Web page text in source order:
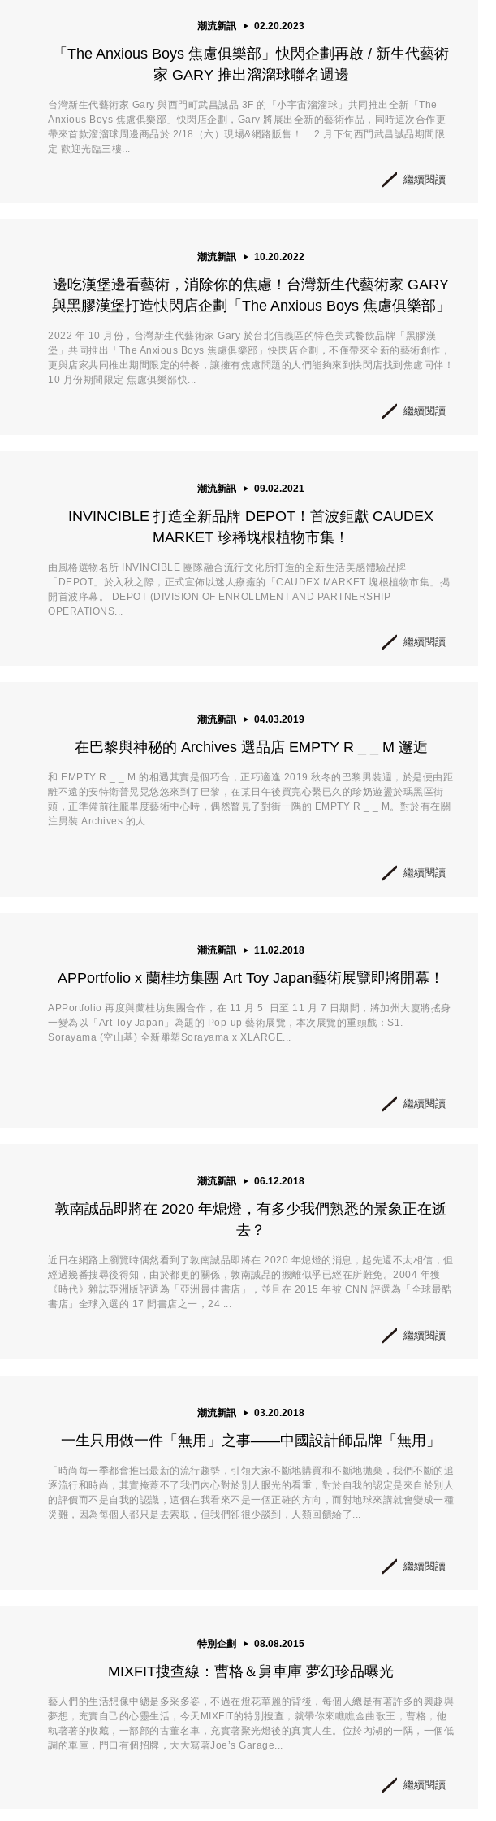
潮流新訊 02.20.2023
「The Anxious Boys 焦慮俱樂部」快閃企劃再啟 / 新生代藝術
家 GARY 推出溜溜球聯名週邊
台灣新生代藝術家 Gary 與西門町武昌誠品 3F 的「小宇宙溜溜球」共同推出全新「The
Anxious Boys 焦慮俱樂部」快閃店企劃，Gary 將展出全新的藝術作品，同時這次合作更
帶來首款溜溜球周邊商品於 2/18（六）現場&網路販售！ 2 月下旬西門武昌誠品期間限
定 歡迎光臨三樓...
繼續閱讀
潮流新訊 10.20.2022
邊吃漢堡邊看藝術，消除你的焦慮！台灣新生代藝術家 GARY
與黑膠漢堡打造快閃店企劃「The Anxious Boys 焦慮俱樂部」
2022 年 10 月份，台灣新生代藝術家 Gary 於台北信義區的特色美式餐飲品牌「黑膠漢
堡」共同推出「The Anxious Boys 焦慮俱樂部」快閃店企劃，不僅帶來全新的藝術創作，
更與店家共同推出期間限定的特餐，讓擁有焦慮問題的人們能夠來到快閃店找到焦慮同伴！
10 月份期間限定 焦慮俱樂部快...
繼續閱讀
潮流新訊 09.02.2021
INVINCIBLE 打造全新品牌 DEPOT！首波鉅獻 CAUDEX
MARKET 珍稀塊根植物市集！
由風格選物名所 INVINCIBLE 團隊融合流行文化所打造的全新生活美感體驗品牌
「DEPOT」於入秋之際，正式宣佈以迷人療癒的「CAUDEX MARKET 塊根植物市集」揭
開首波序幕。 DEPOT (DIVISION OF ENROLLMENT AND PARTNERSHIP
OPERATIONS...
繼續閱讀
潮流新訊 04.03.2019
在巴黎與神秘的 Archives 選品店 EMPTY R _ _ M 邂逅
和 EMPTY R _ _ M 的相遇其實是個巧合，正巧適逢 2019 秋冬的巴黎男裝週，於是便由距
離不遠的安特衛普晃晃悠悠來到了巴黎，在某日午後買完心繫已久的珍奶遊盪於瑪黑區街
頭，正準備前往龐畢度藝術中心時，偶然瞥見了對街一隅的 EMPTY R _ _ M。對於有在關
注男裝 Archives 的人...
繼續閱讀
潮流新訊 11.02.2018
APPortfolio x 蘭桂坊集團 Art Toy Japan藝術展覽即將開幕！
APPortfolio 再度與蘭桂坊集團合作，在 11 月 5 日至 11 月 7 日期間，將加州大廈將搖身
一變為以「Art Toy Japan」為題的 Pop-up 藝術展覽，本次展覽的重頭戲：S1.
Sorayama (空山基) 全新雕塑Sorayama x XLARGE...
繼續閱讀
潮流新訊 06.12.2018
敦南誠品即將在 2020 年熄燈，有多少我們熟悉的景象正在逝
去？
近日在網路上瀏覽時偶然看到了敦南誠品即將在 2020 年熄燈的消息，起先還不太相信，但
經過幾番搜尋後得知，由於都更的關係，敦南誠品的搬離似乎已經在所難免。2004 年獲
《時代》雜誌亞洲版評選為「亞洲最佳書店」，並且在 2015 年被 CNN 評選為「全球最酷
書店」全球入選的 17 間書店之一，24 ...
繼續閱讀
潮流新訊 03.20.2018
一生只用做一件「無用」之事——中國設計師品牌「無用」
「時尚每一季都會推出最新的流行趨勢，引領大家不斷地購買和不斷地拋棄，我們不斷的追
逐流行和時尚，其實掩蓋不了我們內心對於別人眼光的看重，對於自我的認定是來自於別人
的評價而不是自我的認識，這個在我看來不是一個正確的方向，而對地球來講就會變成一種
災難，因為每個人都只是去索取，但我們卻很少談到，人類回饋給了...
繼續閱讀
特別企劃 08.08.2015
MIXFIT搜查線：曹格＆舅車庫 夢幻珍品曝光
藝人們的生活想像中總是多采多姿，不過在燈花華麗的背後，每個人總是有著許多的興趣與
夢想，充實自己的心靈生活，今天MIXFIT的特別搜查，就帶你來瞧瞧金曲歌王，曹格，他
執著著的收藏，一部部的古董名車，充實著聚光燈後的真實人生。位於內湖的一隅，一個低
調的車庫，門口有個招牌，大大寫著Joe’s Garage...
繼續閱讀